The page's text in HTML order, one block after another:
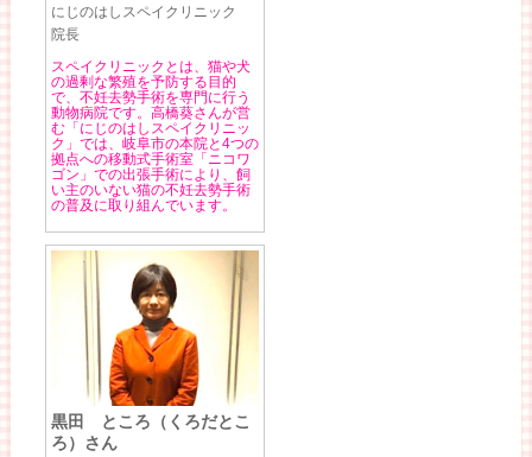
にじのはしスペイクリニック
院長
スペイクリニックとは、猫や犬
の過剰な繁殖を予防する目的
で、不妊去勢手術を専門に行う
動物病院です。高橋葵さんが営
む「にじのはしスペイクリニッ
ク」では、岐阜市の本院と4つの
拠点への移動式手術室「ニコワ
ゴン」での出張手術により、飼
い主のいない猫の不妊去勢手術
の普及に取り組んでいます。
黒田 ところ（くろだとこ
ろ）さん